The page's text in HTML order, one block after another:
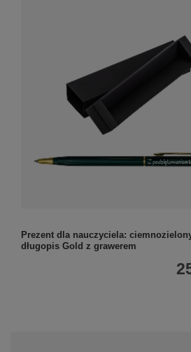
Prezent dla nauczyciela:
długopis Gold z grawerem